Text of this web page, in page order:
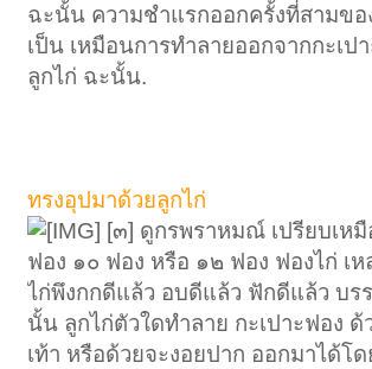
ฉะนั้น ความชำแรกออกครั้งที่สามขอ
เป็น เหมือนการทำลายออกจากกะเป
ลูกไก่ ฉะนั้น.
ทรงอุปมาด้วยลูกไก่
[๓] ดูกรพราหมณ์ เปรียบเห
ฟอง ๑๐ ฟอง หรือ ๑๒ ฟอง ฟองไก่ เ
ไก่พึงกกดีแล้ว อบดีแล้ว ฟักดีแล้ว บร
นั้น ลูกไก่ตัวใดทำลาย กะเปาะฟอง ด้
เท้า หรือด้วยจะงอยปาก ออกมาได้โ